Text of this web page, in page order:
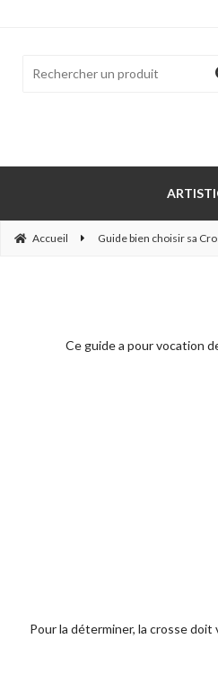
Accueil Guide bien choisir sa
Ce guide a pour vocation
Pour la déterminer, la crosse